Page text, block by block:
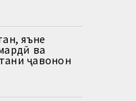
яъне
ва
ҷавонон